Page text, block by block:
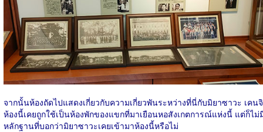
จากนั้นห้องถัดไปแสดงเกี่ยวกับความเกี่ยวพันระหว่างที่นี่กับมิยาซาวะ เคนจิ
ห้องนี้เคยถูกใช้เป็นห้องพักของแขกที่มาเยือนหอสังเกตการณ์แห่งนี้ แต่ก็ไม่
หลักฐานที่บอกว่ามิยาซาวะเคยเข้ามาห้องนี้หรือไม่